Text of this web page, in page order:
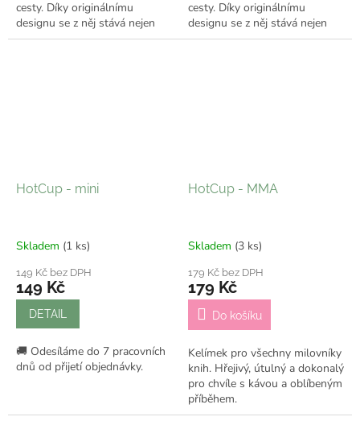
cesty. Díky originálnímu
designu se z něj stává nejen
praktický kelímek, ale i stylový
cesty. Díky originálnímu
designu se z něj stává nejen
praktický kelímek, ale i stylový
HotCup - mini
Skladem (1 ks)
149 Kč bez DPH
149 Kč
DETAIL
🚚 Odesíláme do 7 pracovních
dnů od přijetí objednávky.
HotCup - MMA
Skladem (3 ks)
179 Kč bez DPH
179 Kč
Do košíku
Kelímek pro všechny milovníky
knih. Hřejivý, útulný a dokonalý
pro chvíle s kávou a oblíbeným
příběhem.